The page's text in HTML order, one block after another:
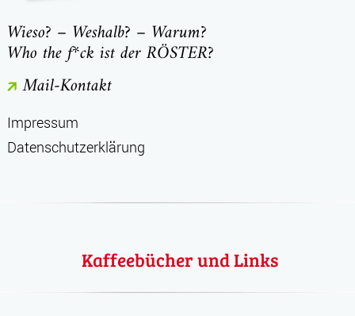
Wieso? – Weshalb? – Warum?
Who the f*ck ist der RÖSTER?
Mail-Kontakt
Impressum
Datenschutzerklärung
Kaffeebücher und Links